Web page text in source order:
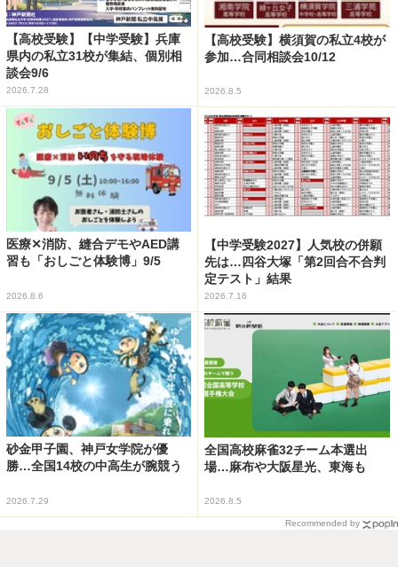
【高校受験】【中学受験】兵庫
県内の私立31校が集結、個別相
談会9/6
2026.7.28
【高校受験】横須賀の私立4校が
参加…合同相談会10/12
2026.8.5
医療✕消防、縫合デモやAED講
習も「おしごと体験博」9/5
2026.8.6
【中学受験2027】人気校の併願
先は…四谷大塚「第2回合不合判
定テスト」結果
2026.7.16
砂金甲子園、神戸女学院が優
勝…全国14校の中高生が腕競う
2026.7.29
全国高校麻雀32チーム本選出
場…麻布や大阪星光、東海も
2026.8.5
Recommended by